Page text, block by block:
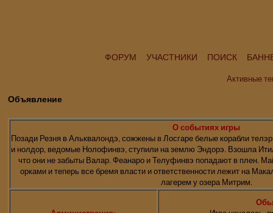
ФОРУМ УЧАСТНИКИ ПОИСК
Активные
Объявление
О событиях игры
Позади Резня в Альквалондэ, сожжены в Лосгаре белые корабли
и нолдор, ведомые Нолофинвэ, ступили на землю Эндорэ. Взошла
что они не забыты Валар. Феанаро и Телуфинвэ попадают в плен.
орками и теперь все бремя власти и ответственности лежит на
лагерем у озера Митрим.